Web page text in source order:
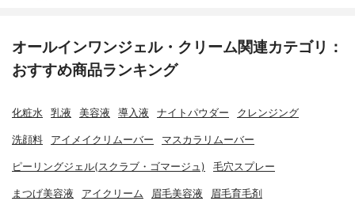
オールインワンジェル・クリーム関連カテゴリ：
おすすめ商品ランキング
化粧水 乳液 美容液 導入液 ナイトパウダー クレンジング
洗顔料 アイメイクリムーバー マスカラリムーバー
ピーリングジェル(スクラブ・ゴマージュ) 毛穴スプレー
まつげ美容液 アイクリーム 眉毛美容液 眉毛育毛剤